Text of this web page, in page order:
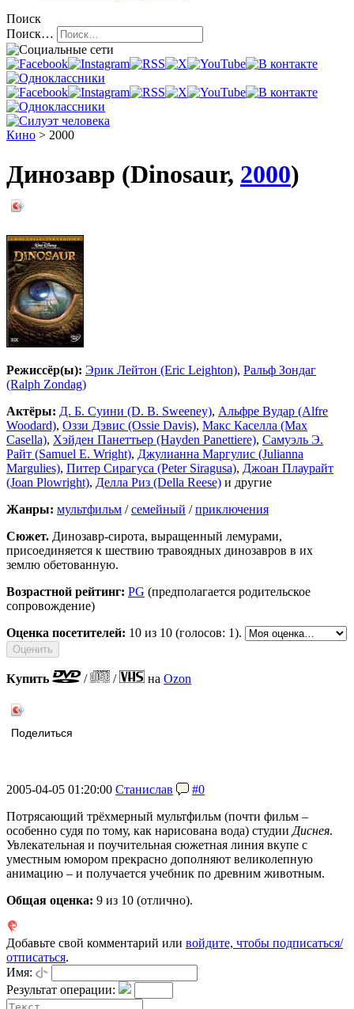
Поиск
Поиск…
Кино > 2000
Динозавр (Dinosaur, 2000)
Режиссёр(ы): Эрик Лейтон (Eric Leighton), Ральф Зондаг
(Ralph Zondag)
Актёры: Д. Б. Суини (D. B. Sweeney), Альфре Вудар (Alfre
Woodard), Оззи Дэвис (Ossie Davis), Макс Каселла (Max
Casella), Хэйден Панеттьер (Hayden Panettiere), Самуэль Э.
Райт (Samuel E. Wright), Джулианна Маргулис (Julianna
Margulies), Питер Сирагуса (Peter Siragusa), Джоан Плаурайт
(Joan Plowright), Делла Риз (Della Reese) и другие
Жанры: мультфильм /семейный /приключения
Сюжет. Динозавр-сирота, выращенный лемурами,
присоединяется к шествию травоядных динозавров в их
землю обетованную.
Возрастной рейтинг: PG (предполагается родительское
сопровождение)
Оценка посетителей: 10 из 10 (голосов: 1).
Купить / / наOzon
Поделиться
2005-04-05 01:20:00 Станислав
#0
Потрясающий трёхмерный мультфильм (почти фильм –
особенно судя по тому, как нарисована вода) студии Диснея.
Увлекательная и поучительная сюжетная линия вкупе с
уместным юмором прекрасно дополняют великолепную
анимацию – и получается учебник по древним животным.
Общая оценка: 9 из 10 (отлично).
Добавьте свой комментарий или войдите, чтобы подписаться/
отписаться.
Имя:
Результат операции: